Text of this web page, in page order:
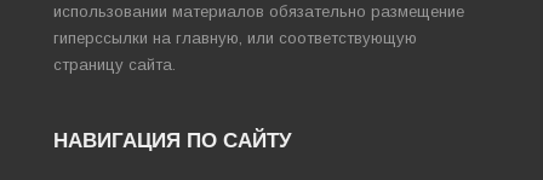
использовании материалов обязательно размещение
гиперссылки на главную, или соответствующую
страницу сайта.
НАВИГАЦИЯ ПО САЙТУ